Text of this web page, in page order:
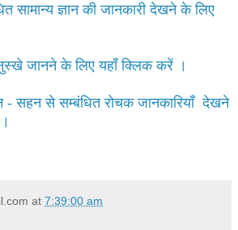
सामान्य ज्ञान की जानकारी देखने के लिए
जानने के लिए यहाँ क्लिक करें ।
- सहन से सम्बंधित रोचक जानकारियाँ देखने
at 7:39:00 am